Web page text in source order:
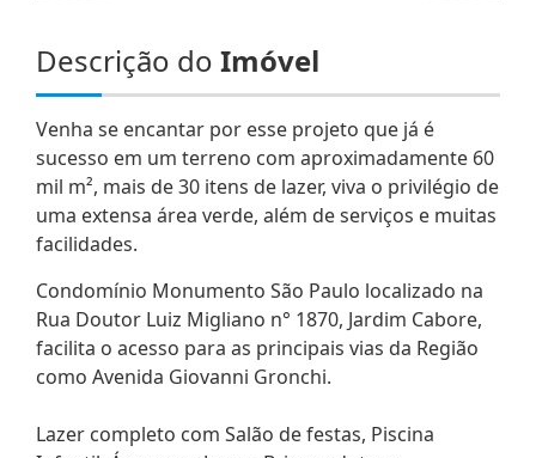
Descrição do Imóvel
Venha se encantar por esse projeto que já é
sucesso em um terreno com aproximadamente 60
mil m², mais de 30 itens de lazer, viva o privilégio de
uma extensa área verde, além de serviços e muitas
facilidades.
Condomínio Monumento São Paulo localizado na
Rua Doutor Luiz Migliano n° 1870, Jardim Cabore,
facilita o acesso para as principais vias da Região
como Avenida Giovanni Gronchi.
Lazer completo com Salão de festas, Piscina